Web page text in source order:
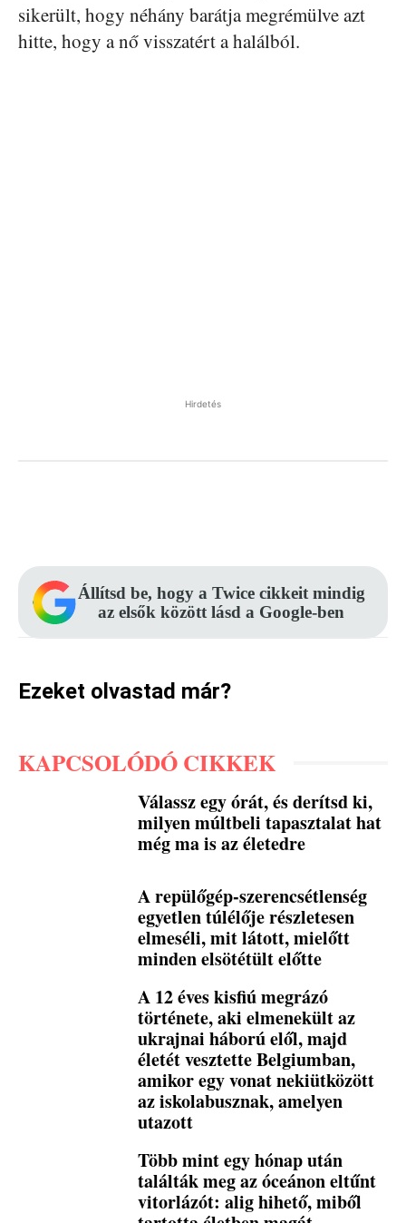
sikerült, hogy néhány barátja megrémülve azt
hitte, hogy a nő visszatért a halálból.
Hirdetés
Állítsd be, hogy a Twice cikkeit mindig
az elsők között lásd a Google-ben
Ezeket olvastad már?
KAPCSOLÓDÓ CIKKEK
Válassz egy órát, és derítsd ki,
milyen múltbeli tapasztalat hat
még ma is az életedre
A repülőgép-szerencsétlenség
egyetlen túlélője részletesen
elmeséli, mit látott, mielőtt
minden elsötétült előtte
A 12 éves kisfiú megrázó
története, aki elmenekült az
ukrajnai háború elől, majd
életét vesztette Belgiumban,
amikor egy vonat nekiütközött
az iskolabusznak, amelyen
utazott
Több mint egy hónap után
találták meg az óceánon eltűnt
vitorlázót: alig hihető, miből